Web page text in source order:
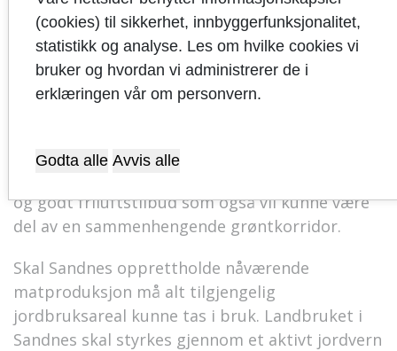
landbrukstradisjoner som har påvirket
kulturlandskapet i kommunen og til dels
landskapsformene/ - trekk.
Et aktivt landbruk vil på mange måter påvirke
med et tett og godt samarbeid mellom
og godt friluftstilbud som også vil kunne være
del av en sammenhengende grøntkorridor.
Skal Sandnes opprettholde nåværende
matproduksjon må alt tilgjengelig
jordbruksareal kunne tas i bruk. Landbruket i
Sandnes skal styrkes gjennom et aktivt jordvern
(cookies) til sikkerhet, innbyggerfunksjonalitet,
statistikk og analyse. Les om hvilke cookies vi
bruker og hvordan vi administrerer de i
erklæringen vår om personvern.
Godta alle Avvis alle